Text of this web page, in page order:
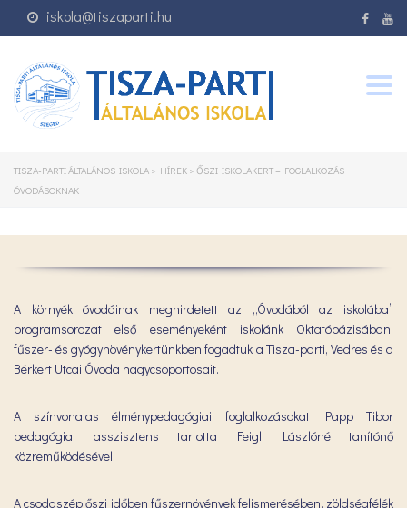
iskola@tiszaparti.hu
TISZA-PARTI ÁLTALÁNOS ISKOLA > HÍREK > ŐSZI ISKOLAKERT – FOGLALKOZÁS
ÓVODÁSOKNAK
A környék óvodáinak meghirdetett az „Óvodából az iskolába”
programsorozat első eseményeként iskolánk Oktatóbázisában,
fűszer- és gyógynövénykertünkben fogadtuk a Tisza-parti, Vedres és a
Bérkert Utcai Óvoda nagycsoportosait.
A színvonalas élménypedagógiai foglalkozásokat Papp Tibor
pedagógiai asszisztens tartotta Feigl Lászlóné tanítónő
közreműködésével.
A csodaszép őszi időben fűszernövények felismerésében, zöldségfélék